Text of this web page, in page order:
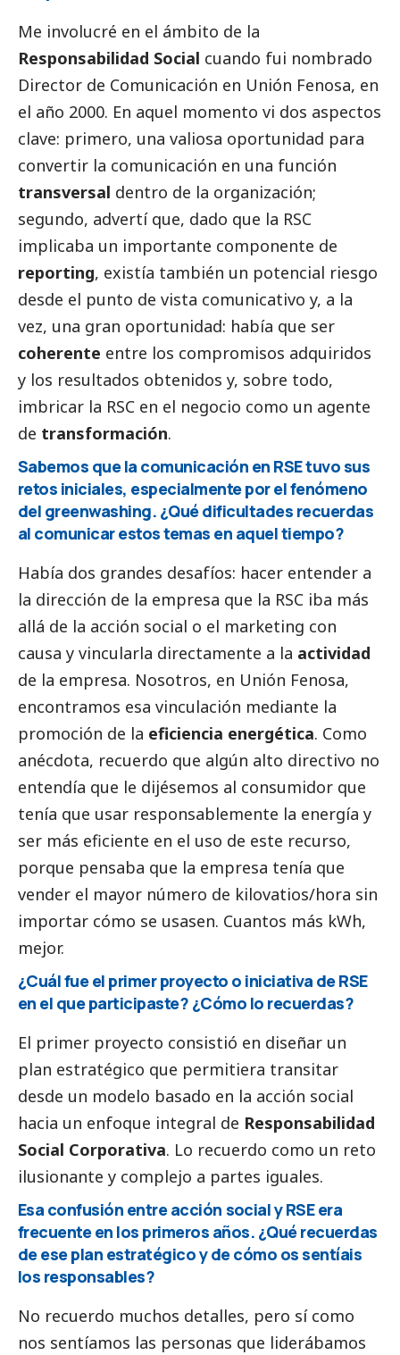
Me involucré en el ámbito de la
Responsabilidad Social cuando fui nombrado
Director de Comunicación en Unión Fenosa, en
el año 2000. En aquel momento vi dos aspectos
clave: primero, una valiosa oportunidad para
convertir la comunicación en una función
transversal dentro de la organización;
segundo, advertí que, dado que la RSC
implicaba un importante componente de
reporting, existía también un potencial riesgo
desde el punto de vista comunicativo y, a la
vez, una gran oportunidad: había que ser
coherente entre los compromisos adquiridos
y los resultados obtenidos y, sobre todo,
imbricar la RSC en el negocio como un agente
de transformación.
Sabemos que la comunicación en RSE tuvo sus
retos iniciales, especialmente por el fenómeno
del greenwashing. ¿Qué dificultades recuerdas
al comunicar estos temas en aquel tiempo?
Había dos grandes desafíos: hacer entender a
la dirección de la empresa que la RSC iba más
allá de la acción social o el marketing con
causa y vincularla directamente a la actividad
de la empresa. Nosotros, en Unión Fenosa,
encontramos esa vinculación mediante la
promoción de la eficiencia energética. Como
anécdota, recuerdo que algún alto directivo no
entendía que le dijésemos al consumidor que
tenía que usar responsablemente la energía y
ser más eficiente en el uso de este recurso,
porque pensaba que la empresa tenía que
vender el mayor número de kilovatios/hora sin
importar cómo se usasen. Cuantos más kWh,
mejor.
¿Cuál fue el primer proyecto o iniciativa de RSE
en el que participaste? ¿Cómo lo recuerdas?
El primer proyecto consistió en diseñar un
plan estratégico que permitiera transitar
desde un modelo basado en la acción social
hacia un enfoque integral de Responsabilidad
Social Corporativa. Lo recuerdo como un reto
ilusionante y complejo a partes iguales.
Esa confusión entre acción socialy RSE era
frecuente en los primeros años. ¿Qué recuerdas
de ese plan estratégico y de cómo os sentíais
los responsables?
No recuerdo muchos detalles, pero sí como
nos sentíamos las personas que liderábamos